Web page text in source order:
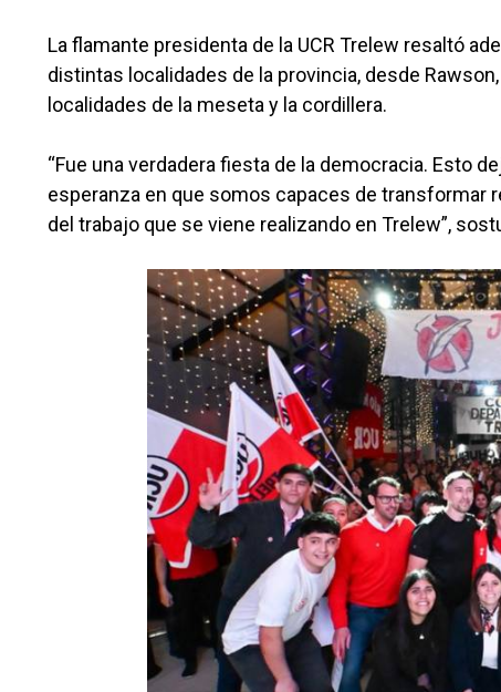
La flamante presidenta de la UCR Trelew resaltó
distintas localidades de la provincia, desde
localidades de la meseta y la cordillera.
“Fue una verdadera fiesta de la democracia. Esto
esperanza en que somos capaces de transformar
del trabajo que se viene realizando en Trelew”,